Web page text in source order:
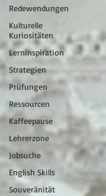
Redewendungen
Kulturelle
Kuriositäten
Lerninspiration
Strategien
Prüfungen
Ressourcen
Kaffeepause
Lehrerzone
Jobsuche
English Skills
Souveränität